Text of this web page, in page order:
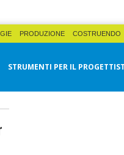
PRODUZIONE COSTRUENDO
STRUMENTI PER IL